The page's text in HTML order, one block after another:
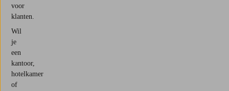
voor
klanten.
Wil
je
een
kantoor,
hotelkamer
of